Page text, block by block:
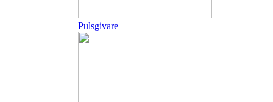
Pulsgivare